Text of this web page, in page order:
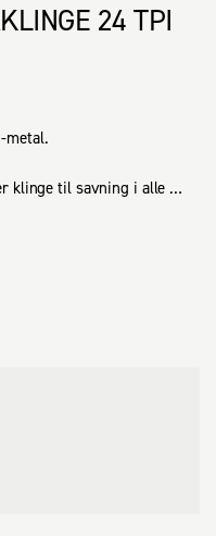
24 TPI
metal.
klinge til savning i alle